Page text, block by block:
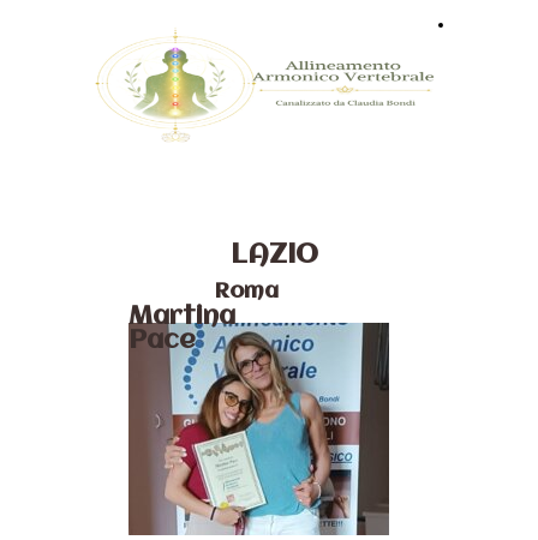
LAZIO
Roma
Martina
Pace